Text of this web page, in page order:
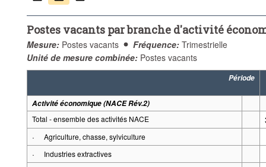
Postes vacants par branche d'activité
Mesure: Postes vacants Fréquence: Trimestrielle
Unité de mesure combinée: Postes vacants
Période
Activité économique (NACE Rév.2)
Total - ensemble des activités NACE
·
Agriculture, chasse, sylviculture
· Industries extractives